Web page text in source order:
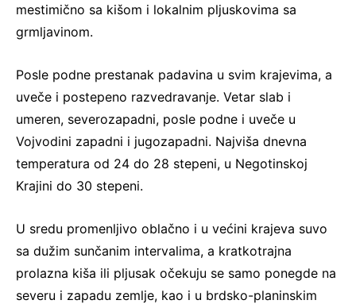
mestimično sa kišom i lokalnim pljuskovima sa
grmljavinom.
Posle podne prestanak padavina u svim krajevima, a
uveče i postepeno razvedravanje. Vetar slab i
umeren, severozapadni, posle podne i uveče u
Vojvodini zapadni i jugozapadni. Najviša dnevna
temperatura od 24 do 28 stepeni, u Negotinskoj
Krajini do 30 stepeni.
U sredu promenljivo oblačno i u većini krajeva suvo
sa dužim sunčanim intervalima, a kratkotrajna
prolazna kiša ili pljusak očekuju se samo ponegde na
severu i zapadu zemlje, kao i u brdsko-planinskim